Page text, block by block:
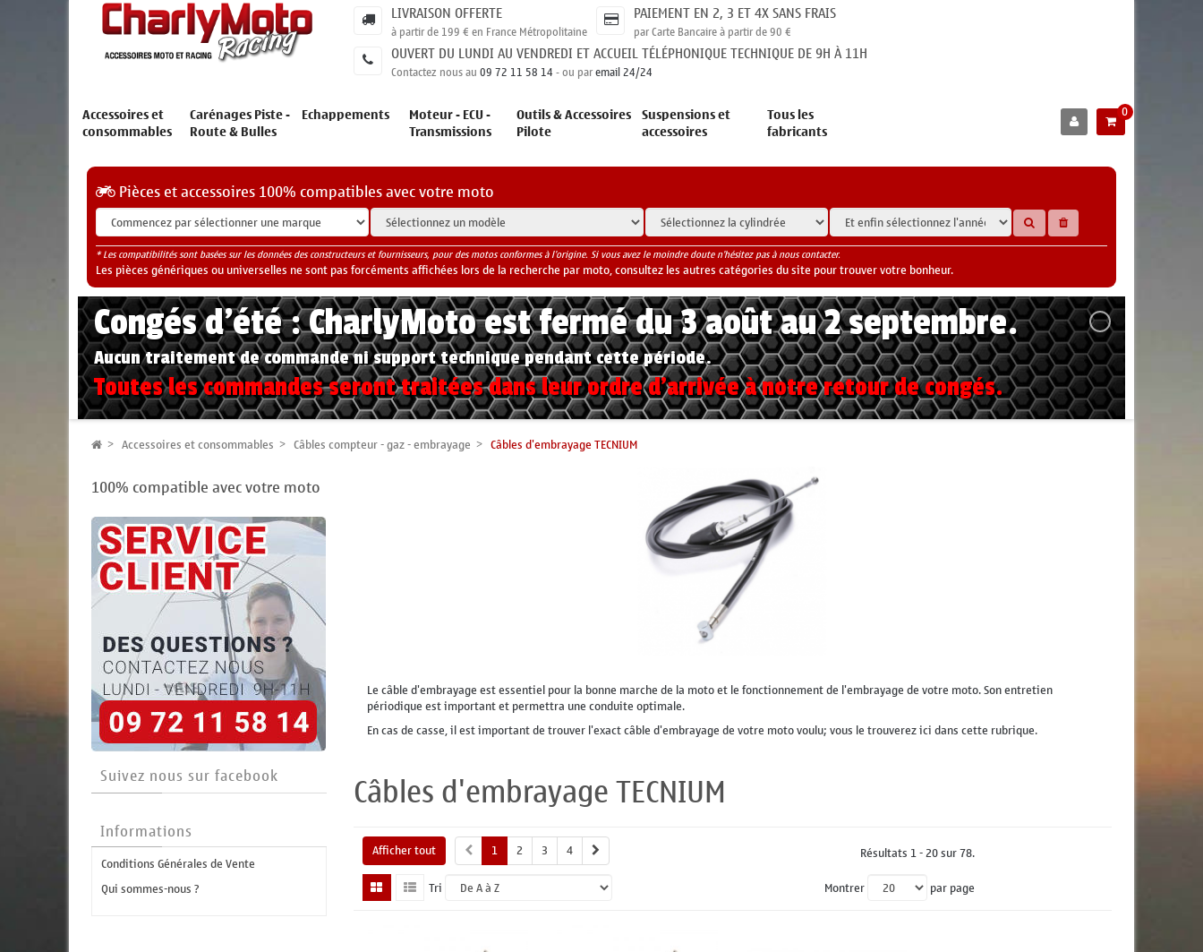
LIVRAISON OFFERTE
à partir de 199 € en France Métropolitaine
PAIEMENT EN 2, 3 ET 4X SANS FRAIS
par Carte Bancaire à partir de 90 €
OUVERT DU LUNDI AU VENDREDI ET ACCUEIL TÉLÉPHONIQUE TECHNIQUE DE 9H À 11H
Contactez nous au09 72 11 58 14- ou paremail 24/24
Accessoires et
consommables
Carénages Piste -
Route & Bulles
Echappements Moteur - ECU -
Transmissions
Outils & Accessoires
Pilote
Suspensions et
accessoires
Tous les
fabricants
0
Pièces et accessoires 100% compatibles avec votre moto
* Les compatibilités sont basées sur les données des constructeurs et fournisseurs, pour des motos conformes à l'origine. Si vous avez le moindre doute n'hésitez pas à nous contacter.
Les pièces génériques ou universelles ne sont pas forcéments affichées lors de la recherche par moto, consultez les autres catégories du site pour trouver votre bonheur.
Congés d'été : CharlyMoto est fermé du 3 août au 2 septembre.
Aucun traitement de commande ni support technique pendant cette période.
Toutes les commandes seront traitées dans leur ordre d'arrivée à notre retour de congés.
Accessoires et consommables Câbles compteur - gaz - embrayage Câbles d'embrayage TECNIUM
100% compatible avec votre moto
Suivez nous sur facebook
Informations
Conditions Générales de Vente
Qui sommes-nous ?
Le câble d'embrayage est essentiel pour la bonne marche de la moto et le fonctionnement de l'embrayage de votre moto. Son entretien
périodique est important et permettra une conduite optimale.
En cas de casse, il est important de trouver l'exact câble d'embrayage de votre moto voulu; vous le trouverez ici dans cette rubrique.
Câbles d'embrayage TECNIUM
Afficher tout 1 2 3 4
Résultats 1 - 20 sur 78.
Tri
Montrer par page